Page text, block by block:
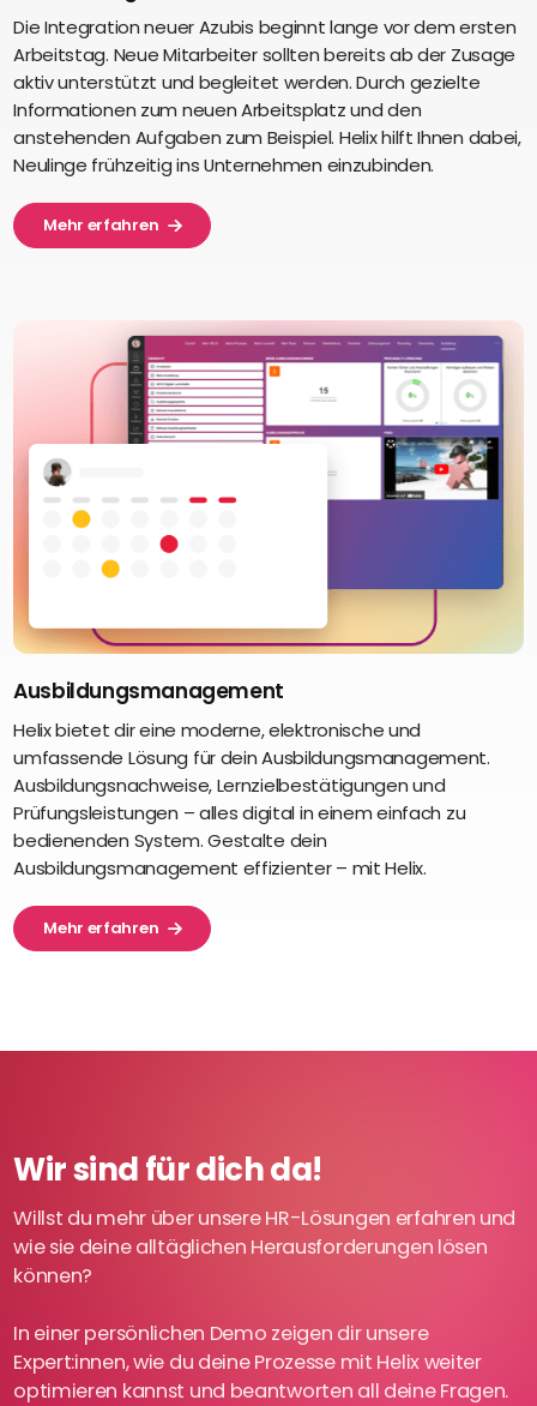
Die Integration neuer Azubis beginnt lange vor dem ersten
Arbeitstag. Neue Mitarbeiter sollten bereits ab der Zusage
aktiv unterstützt und begleitet werden. Durch gezielte
Informationen zum neuen Arbeitsplatz und den
anstehenden Aufgaben zum Beispiel. Helix hilft Ihnen dabei,
Neulinge frühzeitig ins Unternehmen einzubinden.
Mehr erfahren
Ausbildungsmanagement
Helix bietet dir eine moderne, elektronische und
umfassende Lösung für dein Ausbildungsmanagement.
Ausbildungsnachweise, Lernzielbestätigungen und
Prüfungsleistungen – alles digital in einem einfach zu
bedienenden System. Gestalte dein
Ausbildungsmanagement effizienter – mit Helix.
Mehr erfahren
Wir sind für dich da!
Willst du mehr über unsere HR-Lösungen erfahren und
wie sie deine alltäglichen Herausforderungen lösen
können?
In einer persönlichen Demo zeigen dir unsere
Expert:innen, wie du deine Prozesse mit Helix weiter
optimieren kannst und beantworten all deine Fragen.